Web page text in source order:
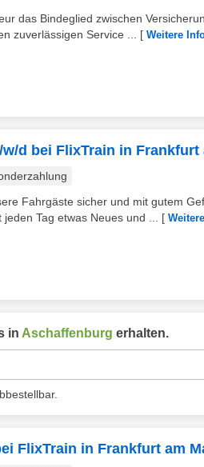
das Bindeglied zwischen
zuverlässigen Service ...
[ Weitere
d bei FlixTrain in Frankfurt
Fahrgäste sicher und mit gutem
Tag etwas Neues und ...
[
in Aschaffenburg erhalten.
FlixTrain in Frankfurt am